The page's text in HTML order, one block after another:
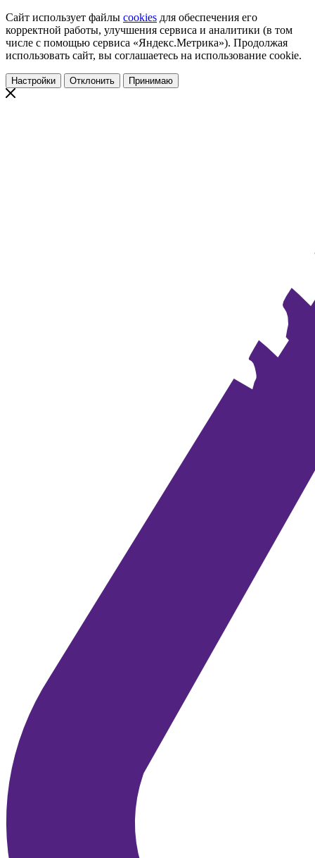
Сайт использует файлы cookies для обеспечения его
корректной работы, улучшения сервиса и аналитики (в том
числе с помощью сервиса «Яндекс.Метрика»). Продолжая
использовать сайт, вы соглашаетесь на использование cookie.
Настройки Отклонить Принимаю